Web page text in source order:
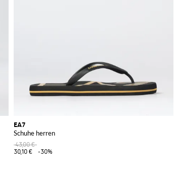
EA7
Schuhe herren
43,00 €
30,10 €
-30%